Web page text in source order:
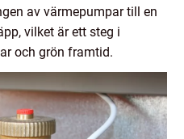
av värmepumpar till en
vilket är ett steg i
och grön framtid.